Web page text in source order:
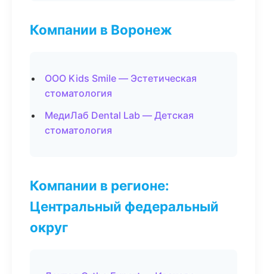
Компании в Воронеж
ООО Kids Smile — Эстетическая
стоматология
МедиЛаб Dental Lab — Детская
стоматология
Компании в регионе:
Центральный федеральный
округ